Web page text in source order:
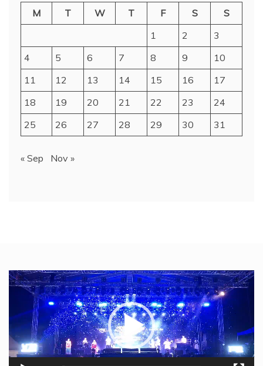
M
T W T F S
S
1
2
3
4
5 6 7 8 9
10
11
12 13 14 15 16
17
18
19 20 21 22 23
24
25
26 27 28 29 30 31
« Sep Nov »
Video
Player